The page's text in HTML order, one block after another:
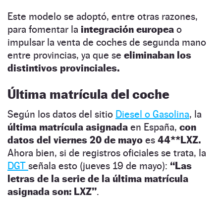
Este modelo se adoptó, entre otras razones,
para fomentar la integración europea o
impulsar la venta de coches de segunda mano
entre provincias, ya que se eliminaban los
distintivos provinciales.
Última matrícula del coche
Según los datos del sitio Diesel o Gasolina, la
última matrícula asignada en España, con
datos del viernes 20 de mayo es 44**LXZ.
Ahora bien, si de registros oficiales se trata, la
DGT señala esto (jueves 19 de mayo): “Las
letras de la serie de la última matrícula
asignada son: LXZ”.